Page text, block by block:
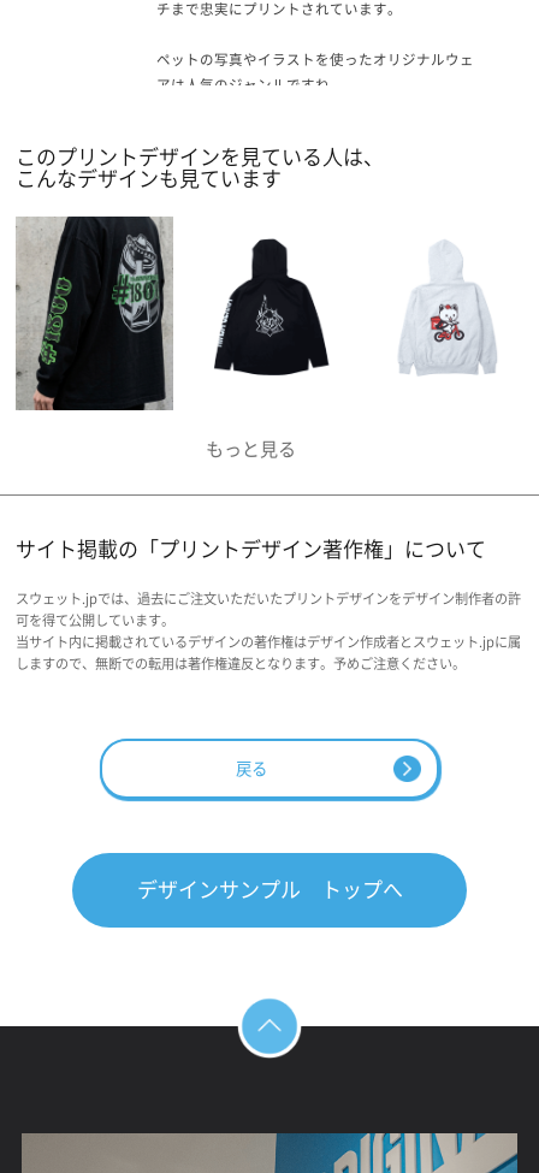
チまで忠実にプリントされています。
ペットの写真やイラストを使ったオリジナルウェ
アは人気のジャンルですね。
す。
このプリントデザインを見ている人は、
こんなデザインも見ています
サイト掲載の「プリントデザイン著作権」について
スウェット.jpでは、過去にご注文いただいたプリントデザインをデザイン制作者の許
可を得て公開しています。
当サイト内に掲載されているデザインの著作権はデザイン作成者とスウェット.jpに属
しますので、無断での転用は著作権違反となります。予めご注意ください。
戻る
デザインサンプル トップへ